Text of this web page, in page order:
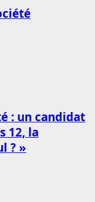
: un candidat
12, la
? »